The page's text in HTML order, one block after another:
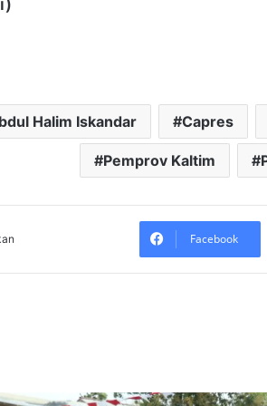
Halim Iskandar Capres
Pemprov Kaltim
Facebook